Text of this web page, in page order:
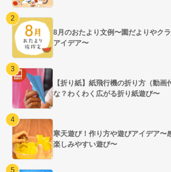
8月のおたより文例〜園だよりやク
アイデア〜
【折り紙】紙飛行機の折り方（動
な？わくわく広がる折り紙遊び〜
寒天遊び！作り方や遊びアイデア〜
楽しみやすい遊び〜